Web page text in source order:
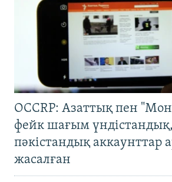
OCCRP: Азаттық пен
фейк шағым үндістандық,
пәкістандық аккаунттар
жасалған